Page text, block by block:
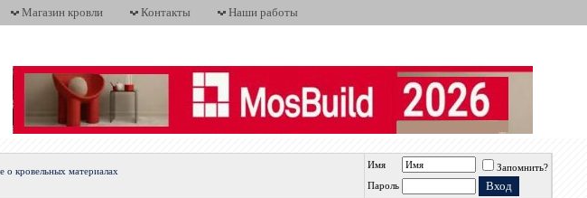
Магазин кровли Контакты Наши работы
о кровельных материалах
Имя
Запомнить?
Пароль